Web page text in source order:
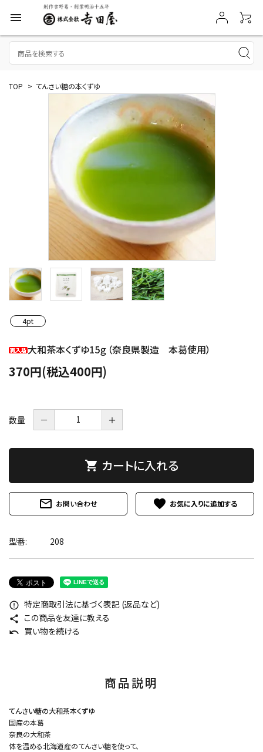
menu
TOP > てんさい糖の本くずゆ
4pt
大和茶本くずゆ15ｇ（奈良県製造 本葛使用）
370円(税込400円)
数量 － ＋
shopping_cart カートに入れる
mail_outline お問い合わせ favorite
型番: 208
error_outline 特定商取引法に基づく表記 (返品など)
share この商品を友達に教える
undo 買い物を続ける
商品説明
てんさい糖の大和茶本くずゆ
国産の本葛
奈良の大和茶
体を温める北海道産のてんさい糖を使って、